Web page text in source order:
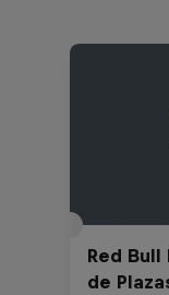
Red Bull
de